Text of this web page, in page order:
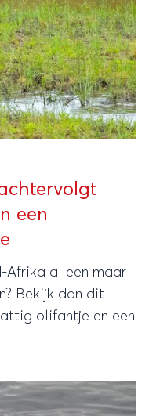
een
Afrika alleen maar
Bekijk dan dit
olifantje en een